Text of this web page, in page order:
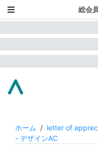
総会
ホーム / letter of
- デザインAC